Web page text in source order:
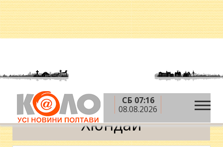
СБ 07:16
08.08.2026
Головна » Хюндай
Хюндай